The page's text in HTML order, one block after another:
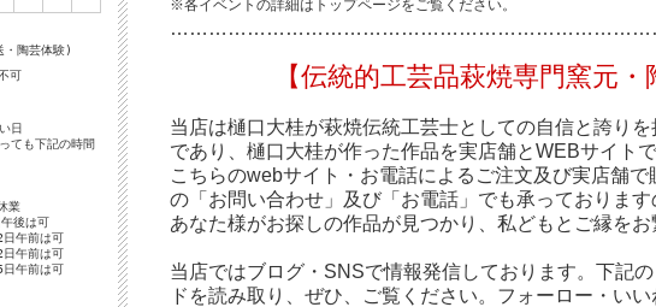
※各イベントの詳細はトップページをご覧ください。
【伝統的工芸品萩焼専門窯元・
当店は樋口大桂が萩焼伝統工芸士としての自信と誇り
であり、樋口大桂が作った作品を実店舗とWEBサイト
こちらのwebサイト・お電話によるご注文及び実店舗
の「お問い合わせ」及び「お電話」でも承っております
あなた様がお探しの作品が見つかり、私どもとご縁を
当店ではブログ・SNSで情報発信しております。下記
ドを読み取り、ぜひ、ご覧ください。フォーロー・い
・陶芸体験)
可
日
ても下記の時間
業
後は可
日午前は可
午前は可
午前は可